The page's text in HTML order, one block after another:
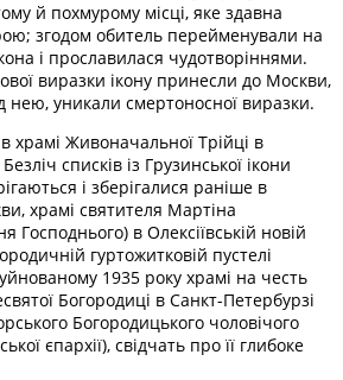
й похмурому місці, яке здавна
згодом обитель перейменували на
і прославилася чудотворіннями.
виразки ікону принесли до Москви,
нею, уникали смертоносної виразки.
храмі Живоначальної Трійці в
списків із Грузинської ікони
і зберігалися раніше в
храмі святителя Мартіна
Господнього) в Олексіївській новій
гуртожитковій пустелі
1935 року храмі на честь
Богородиці в Санкт-Петербурзі
Богородицького чоловічого
єпархії), свідчать про її глибоке